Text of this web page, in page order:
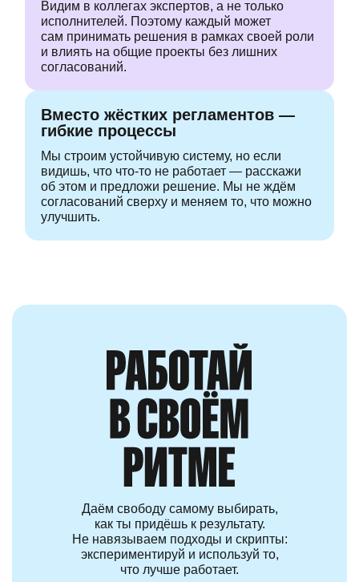
Видим в коллегах экспертов, а не только
исполнителей. Поэтому каждый может
сам принимать решения в рамках своей роли
и влиять на общие проекты без лишних
согласований.
Вместо жёстких регламентов —
гибкие процессы
Мы строим устойчивую систему, но если
видишь, что что-то не работает — расскажи
об этом и предложи решение. Мы не ждём
согласований сверху и меняем то, что можно
улучшить.
Даём свободу самому выбирать,
как ты придёшь к результату.
Не навязываем подходы и скрипты:
экспериментируй и используй то,
что лучше работает.